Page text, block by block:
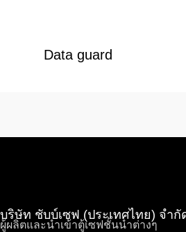
Data guard
บริษัท ชับบ์เซฟ (ประเทศไทย) จำกั
ผู้ผลิตและนำเข้าตู้เซฟชั้นนำต่างๆ